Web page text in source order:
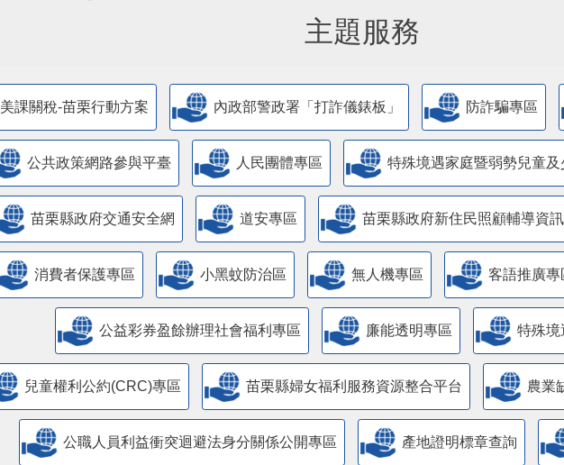
主題服務
美課關稅-苗栗行動方案 內政部警政署「打詐儀錶板」 防詐騙專區
公共政策網路參與平臺 人民團體專區 特殊境遇家庭暨弱勢兒童
苗栗縣政府交通安全網 道安專區 苗栗縣政府新住民照顧輔導資
消費者保護專區 小黑蚊防治區 無人機專區 客語推廣專
公益彩券盈餘辦理社會福利專區 廉能透明專區 特殊境
兒童權利公約(CRC)專區 苗栗縣婦女福利服務資源整合平台 農業
公職人員利益衝突迴避法身分關係公開專區 產地證明標章查詢